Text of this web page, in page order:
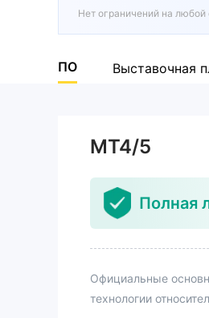
9
ПО Выставочная
MT4/5
Полная
Официальные
технологии